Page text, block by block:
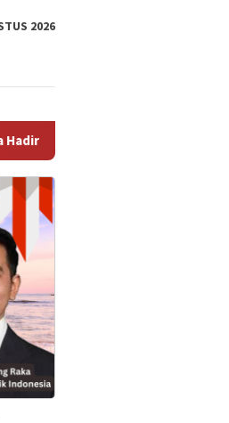
2026
Wilayah Aman dan Kondusif